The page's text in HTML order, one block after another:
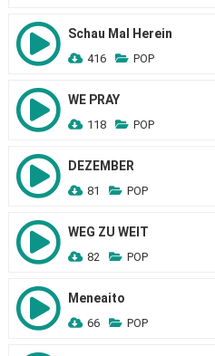
Schau Mal Herein
416 POP
WE PRAY
118 POP
DEZEMBER
81 POP
WEG ZU WEIT
82 POP
Meneaito
66 POP